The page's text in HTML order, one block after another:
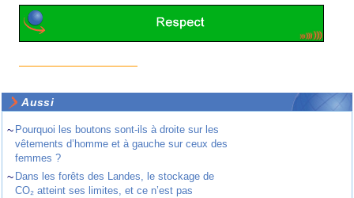
Aussi
~ Pourquoi les boutons sont-ils à droite sur les
vêtements d’homme et à gauche sur ceux des
femmes ?
~ Dans les forêts des Landes, le stockage de
CO₂ atteint ses limites, et ce n’est pas